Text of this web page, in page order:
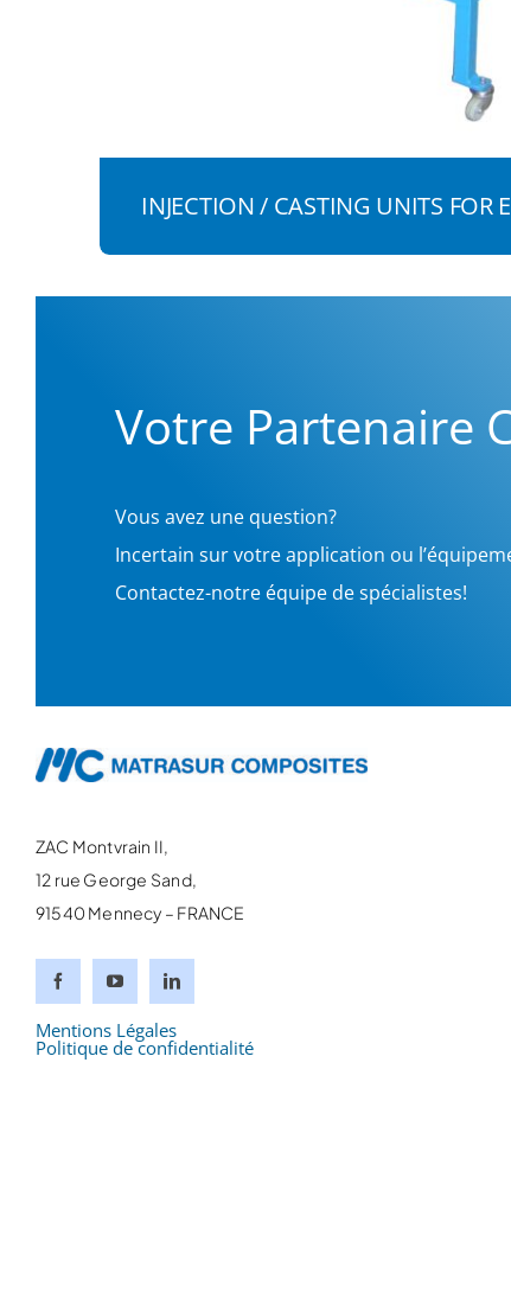
INJECTION / CASTING UNITS FOR
Votre Partenaire
Vous avez une question?
Incertain sur votre application ou
Contactez-notre équipe de spécialistes!
ZAC Montvrain II,
12 rue George Sand,
91540 Mennecy – FRANCE
Mentions Légales
Politique de confidentialité